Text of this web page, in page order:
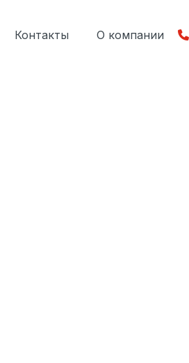
Контакты О компании